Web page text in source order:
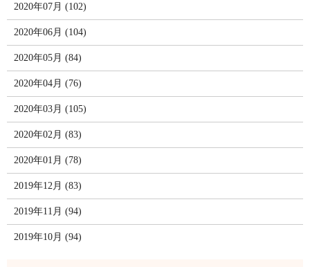
2020年07月 (102)
2020年06月 (104)
2020年05月 (84)
2020年04月 (76)
2020年03月 (105)
2020年02月 (83)
2020年01月 (78)
2019年12月 (83)
2019年11月 (94)
2019年10月 (94)